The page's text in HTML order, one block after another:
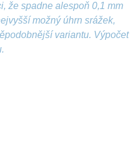
že spadne alespoň 0,1 mm
možný úhrn srážek,
variantu. Výpočet